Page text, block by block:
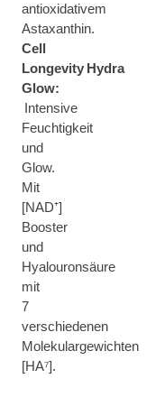
antioxidativem
Astaxanthin.
Cell
Longevity Hydra
Glow:
Intensive
Feuchtigkeit
und
Glow.
Mit
[NAD⁺]
Booster
und
Hyalouronsäure
mit
7
verschiedenen
Molekulargewichten
[HA⁷].